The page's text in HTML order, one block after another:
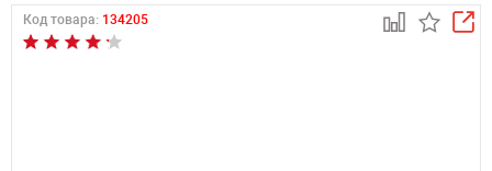
Код товара: 134205